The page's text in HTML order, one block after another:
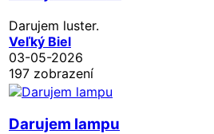
Darujem luster.
Veľký Biel
03-05-2026
197 zobrazení
Darujem lampu